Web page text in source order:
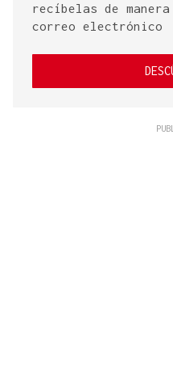
recíbelas de
correo electrónico